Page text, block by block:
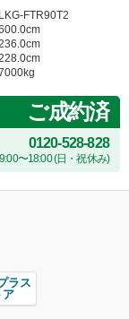
LKG-FTR90T2
ご成約済
0120-528-828
9:00〜18:00 (日・祝休み)
ラス
ア